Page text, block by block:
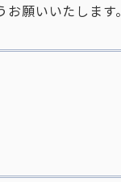
願いいたします。